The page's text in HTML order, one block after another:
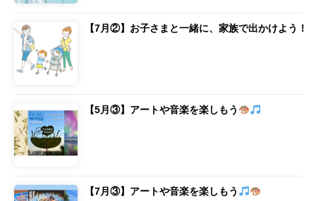
【7月②】お子さまと一緒に、家族で出かけよう！
【5月③】アートや音楽を楽しもう
【7月③】アートや音楽を楽しもう